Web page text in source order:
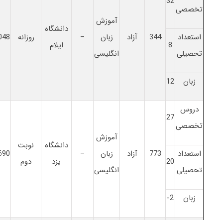
تخصصی
344 آزاد
آموزش
زبان
انگلیسی
–
دانشگاه
ایلام
روزانه
استعداد
تحصیلی
8
زبان 12
دروس
تخصصی
27
773 آزاد
آموزش
زبان
انگلیسی
–
دانشگاه
یزد
نوبت
دوم
استعداد
تحصیلی
20
زبان 2-